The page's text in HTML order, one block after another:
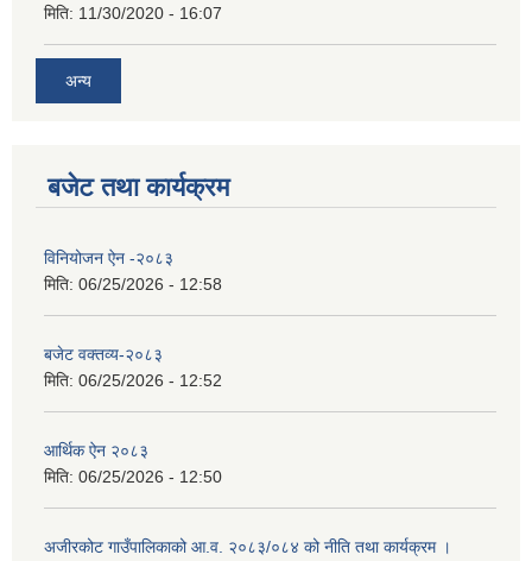
मिति: 11/30/2020 - 16:07
अन्य
बजेट तथा कार्यक्रम
विनियोजन ऐन -२०८३
मिति: 06/25/2026 - 12:58
बजेट वक्तव्य-२०८३
मिति: 06/25/2026 - 12:52
आर्थिक ऐन २०८३
मिति: 06/25/2026 - 12:50
अजीरकोट गाउँपालिकाको आ.व. २०८३/०८४ को नीति तथा कार्यक्रम ।